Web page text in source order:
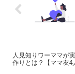
人見知りワーママが
作りとは？【ママ友4